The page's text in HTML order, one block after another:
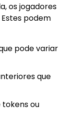
os jogadores
podem
pode variar
que
tokens ou